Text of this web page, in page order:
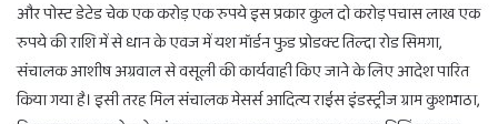
और पोस्ट डेटेड चेक एक करोड़ एक रुपये इस प्रकार कुल दो करोड़ पचास लाख एक
रुपये की राशि में से धान के एवज में यश मॉर्डन फुड प्रोडक्ट तिल्दा रोड सिमगा,
संचालक आशीष अग्रवाल से वसूली की कार्यवाही किए जाने के लिए आदेश पारित
किया गया है। इसी तरह मिल संचालक मेसर्स आदित्य राईस इंडस्ट्रीज ग्राम कुशभाठा,